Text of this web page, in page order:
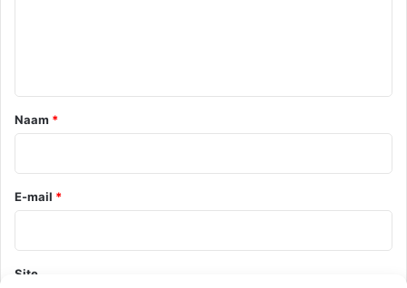
*
Naam *
E-mail *
Site